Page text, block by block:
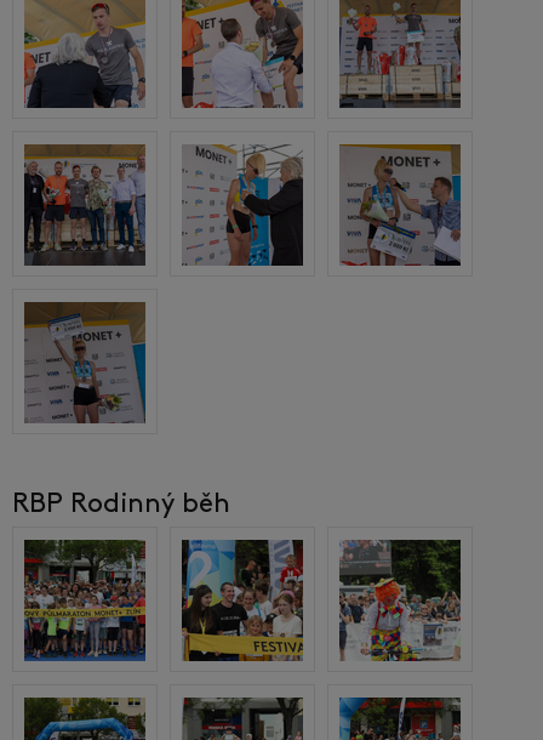
RBP Rodinný běh